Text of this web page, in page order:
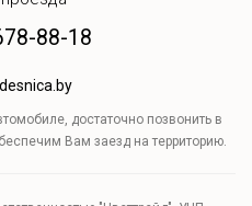
88-18
достаточно позвонить в
Вам заезд на территорию.